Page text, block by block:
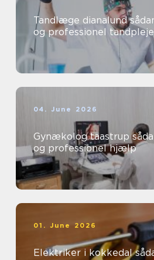
Tandlæge dianalund sådan finder du tryg
og professionel tandpleje
04. June 2026
Gynækolog taastrup sådan finder du tryg
og professionel hjælp
01. June 2026
Elektriker i kokkedal sådan vælger du